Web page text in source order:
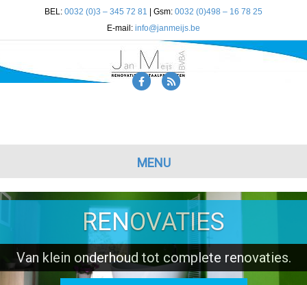
BEL: 0032 (0)3 – 345 72 81 | Gsm: 0032 (0)498 – 16 78 25
E-mail: info@janmeijs.be
Facebook
Rss
MENU
RENOVATIES
Van klein onderhoud tot complete renovaties.